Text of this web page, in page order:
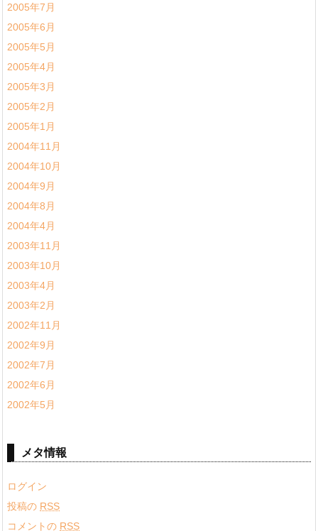
2005年7月
2005年6月
2005年5月
2005年4月
2005年3月
2005年2月
2005年1月
2004年11月
2004年10月
2004年9月
2004年8月
2004年4月
2003年11月
2003年10月
2003年4月
2003年2月
2002年11月
2002年9月
2002年7月
2002年6月
2002年5月
メタ情報
ログイン
投稿の RSS
コメントの RSS